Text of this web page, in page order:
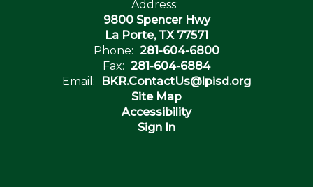
Address:
9800 Spencer Hwy
La Porte, TX 77571
Phone: 281-604-6800
Fax: 281-604-6884
Email:
BKR.ContactUs@lpisd.org
Site Map
Accessibility
Sign In